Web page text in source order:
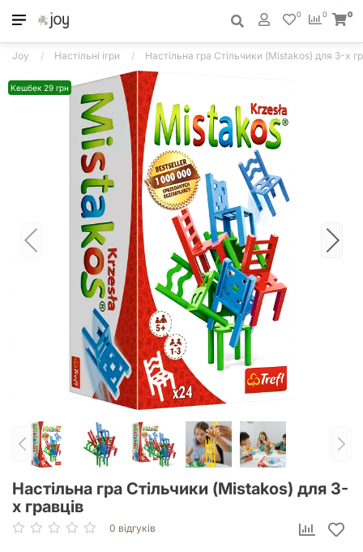
0
0 0
Joy Настільні ігри Настільна гра Стільчики (Mistakos) для 3-х
Кешбек 29 грн
Настільна гра Стільчики (Mistakos) для 3-
х гравців
0 відгуків